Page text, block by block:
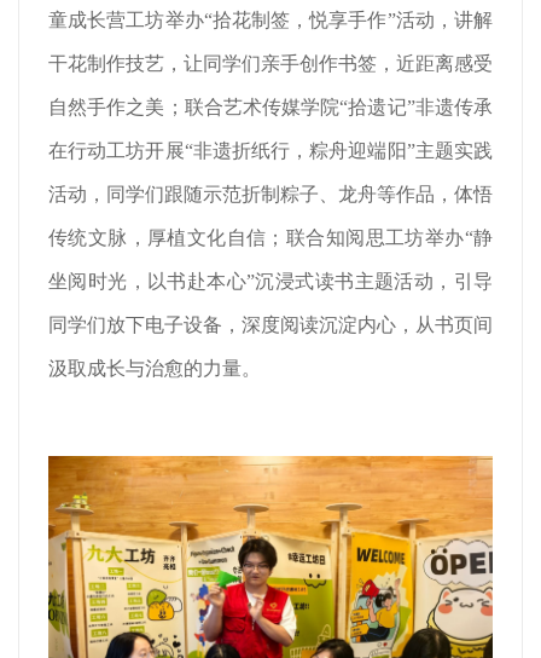
童成长营工坊举办“拾花制签，悦享手作”活动，讲解
干花制作技艺，让同学们亲手创作书签，近距离感受
自然手作之美；联合艺术传媒学院“拾遗记”非遗传承
在行动工坊开展“非遗折纸行，粽舟迎端阳”主题实践
活动，同学们跟随示范折制粽子、龙舟等作品，体悟
传统文脉，厚植文化自信；联合知阅思工坊举办“静
坐阅时光，以书赴本心”沉浸式读书主题活动，引导
同学们放下电子设备，深度阅读沉淀内心，从书页间
汲取成长与治愈的力量。